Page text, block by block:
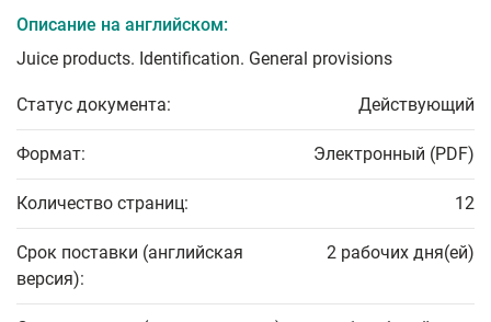
Описание на английском:
Juice products. Identification. General provisions
Статус документа: Действующий
Формат: Электронный (PDF)
Количество страниц: 12
Срок поставки (английская
версия):
2 рабочих дня(ей)